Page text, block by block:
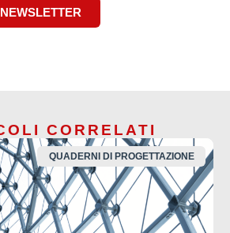
CORRELATI
QUADERNI DI PROGETTAZIONE